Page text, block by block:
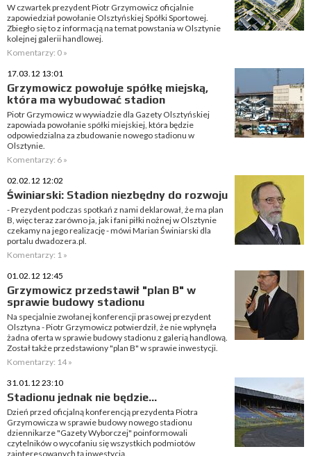
W czwartek prezydent Piotr Grzymowicz oficjalnie
zapowiedział powołanie Olsztyńskiej Spółki Sportowej.
Zbiegło się to z informacją na temat powstania w Olsztynie
kolejnej galerii handlowej.
Komentarzy: 0 »
17.03.12 13:01
Grzymowicz powołuje spółkę miejską,
która ma wybudować stadion
Piotr Grzymowicz w wywiadzie dla Gazety Olsztyńskiej
zapowiada powołanie spółki miejskiej, która będzie
odpowiedzialna za zbudowanie nowego stadionu w
Olsztynie.
Komentarzy: 6 »
02.02.12 12:02
Świniarski: Stadion niezbędny do rozwoju
- Prezydent podczas spotkań z nami deklarował, że ma plan
B, więc teraz zarówno ja, jak i fani piłki nożnej w Olsztynie
czekamy na jego realizację - mówi Marian Świniarski dla
portalu dwadozera.pl.
Komentarzy: 1 »
01.02.12 12:45
Grzymowicz przedstawił "plan B" w
sprawie budowy stadionu
Na specjalnie zwołanej konferencji prasowej prezydent
Olsztyna - Piotr Grzymowicz potwierdził, że nie wpłynęła
żadna oferta w sprawie budowy stadionu z galerią handlową.
Został także przedstawiony "plan B" w sprawie inwestycji.
Komentarzy: 14 »
31.01.12 23:10
Stadionu jednak nie będzie...
Dzień przed oficjalną konferencją prezydenta Piotra
Grzymowicza w sprawie budowy nowego stadionu
dziennikarze "Gazety Wyborczej" poinformowali
czytelników o wycofaniu się wszystkich podmiotów
zainteresowanych tą inwestycją.